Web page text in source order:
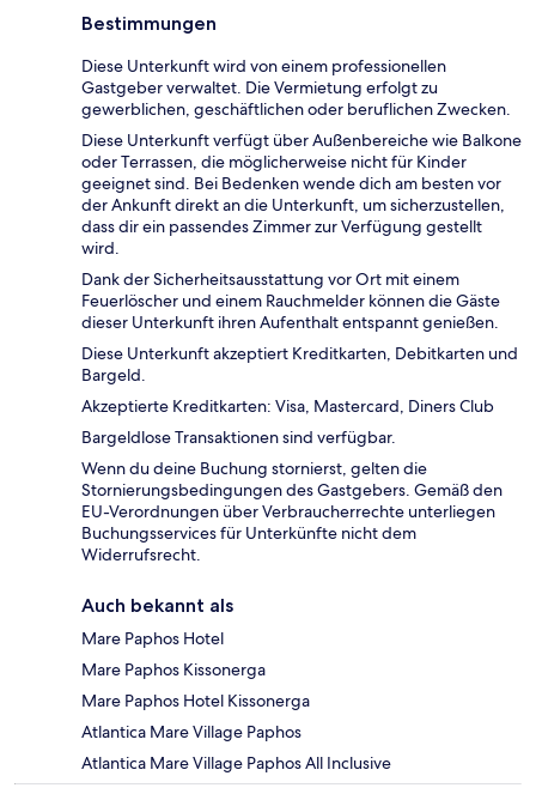
Bestimmungen
Diese Unterkunft wird von einem professionellen
Gastgeber verwaltet. Die Vermietung erfolgt zu
gewerblichen, geschäftlichen oder beruflichen Zwecken.
Diese Unterkunft verfügt über Außenbereiche wie Balkone
oder Terrassen, die möglicherweise nicht für Kinder
geeignet sind. Bei Bedenken wende dich am besten vor
der Ankunft direkt an die Unterkunft, um sicherzustellen,
dass dir ein passendes Zimmer zur Verfügung gestellt
wird.
Dank der Sicherheitsausstattung vor Ort mit einem
Feuerlöscher und einem Rauchmelder können die Gäste
dieser Unterkunft ihren Aufenthalt entspannt genießen.
Diese Unterkunft akzeptiert Kreditkarten, Debitkarten und
Bargeld.
Akzeptierte Kreditkarten: Visa, Mastercard, Diners Club
Bargeldlose Transaktionen sind verfügbar.
Wenn du deine Buchung stornierst, gelten die
Stornierungsbedingungen des Gastgebers. Gemäß den
EU-Verordnungen über Verbraucherrechte unterliegen
Buchungsservices für Unterkünfte nicht dem
Widerrufsrecht.
Auch bekannt als
Mare Paphos Hotel
Mare Paphos Kissonerga
Mare Paphos Hotel Kissonerga
Atlantica Mare Village Paphos
Atlantica Mare Village Paphos All Inclusive